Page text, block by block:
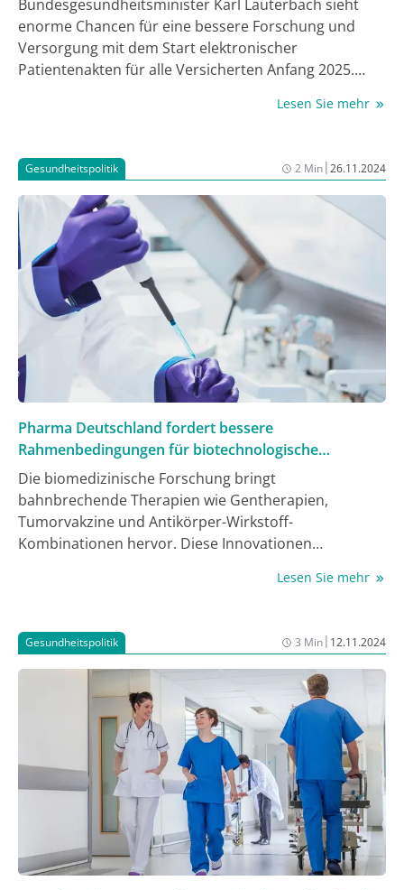
Bundesgesundheitsminister Karl Lauterbach sieht
enorme Chancen für eine bessere Forschung und
Versorgung mit dem Start elektronischer
Patientenakten für alle Versicherten Anfang 2025.
Registern und Abrechnungen der Krankenkassen
bei einem Kongress des Digitalverbands Bitkom in
Berlin deutlich. „Das Interesse an diesem Datensatz
wird weltweit sehr groß sein. Es wird die Behandlung
verändern.“
Lesen Sie mehr
Gesundheitspolitik 2 Min|26.11.2024
Pharma Deutschland fordert bessere
Rahmenbedingungen für biotechnologische
Innovationen
Die biomedizinische Forschung bringt
bahnbrechende Therapien wie Gentherapien,
Tumorvakzine und Antikörper-Wirkstoff-
Kombinationen hervor. Diese Innovationen
korrigieren, das Immunsystem gegen Tumore zu
Wendepunkt in der personalisierten Medizin. Um das
volle Potenzial dieser Innovationen auszuschöpfen,
fordert Pharma Deutschland dringend bessere
Rahmenbedingungen für Forschung und klinische
Studien in Deutschland.
Lesen Sie mehr
Gesundheitspolitik 3 Min| 12.11.2024